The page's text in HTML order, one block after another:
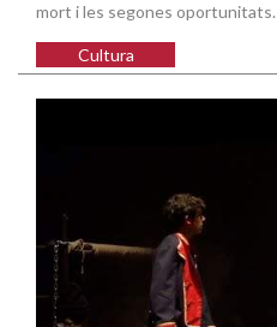
mort i les segones oportunitats.
Cultura